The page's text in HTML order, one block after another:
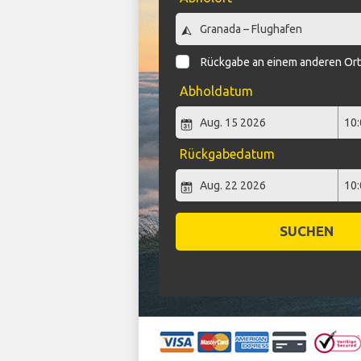
Rückgabe an einem anderen Ort
Abholdatum
Rückgabedatum
SUCHEN